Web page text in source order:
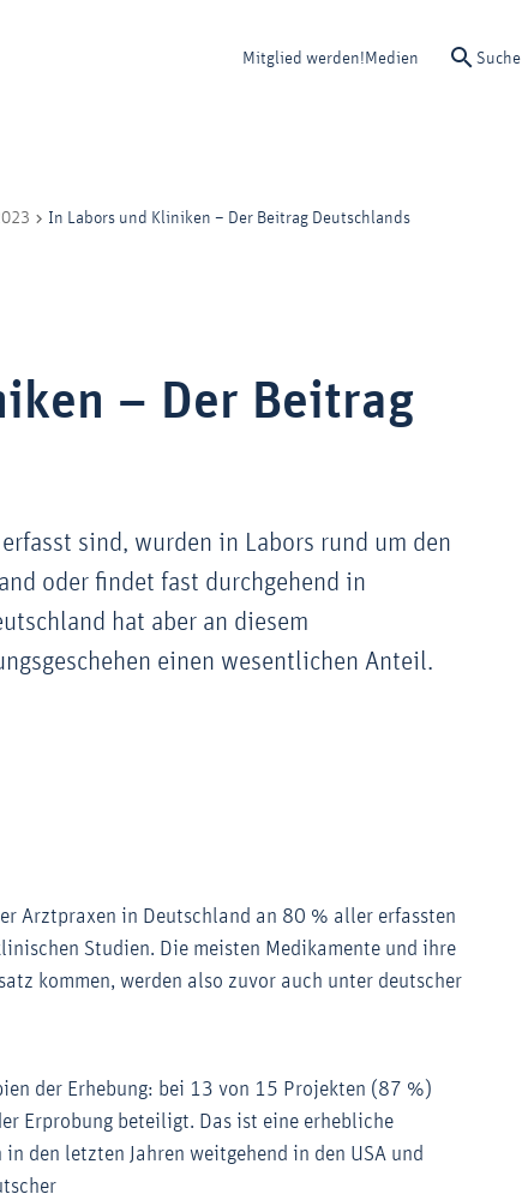
Mitglied werden! Medien Suche
In Labors und Kliniken – Der Beitrag Deutschlands
– Der Beitrag
sind, wurden in Labors rund um den
oder findet fast durchgehend in
hat aber an diesem
einen wesentlichen Anteil.
Arztpraxen in Deutschland an 80 % aller erfassten
Studien. Die meisten Medikamente und ihre
kommen, werden also zuvor auch unter deutscher
der Erhebung: bei 13 von 15 Projekten (87 %)
Erprobung beteiligt. Das ist eine erhebliche
den letzten Jahren weitgehend in den USA und